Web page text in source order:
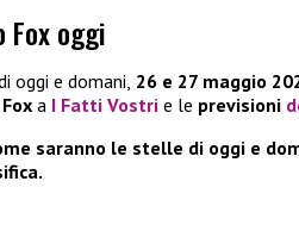
Fox oggi
oggi e domani, 26 e 27 maggio
a I Fatti Vostri e le previsioni
saranno le stelle di oggi e